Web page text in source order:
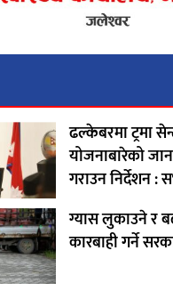
ढल्केबरमा ट्रमा
योजनाबारेको
‍गराउन निर्देशन :
ग्यास लुकाउने र
कारबाही गर्ने